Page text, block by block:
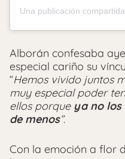
Alborán confesaba
especial cariño su
“Hemos vivido juntos
muy especial poder
ellos porqueya no los
de menos”.
Con la emoción a flor